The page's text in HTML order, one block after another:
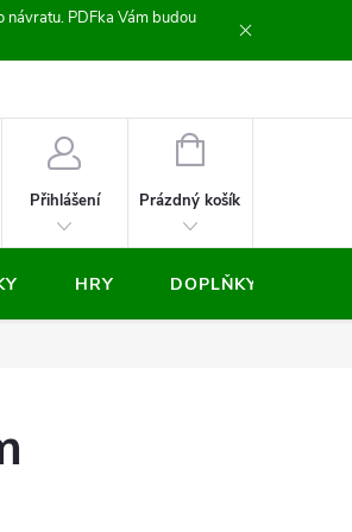
PDFka Vám budou
Přihlášení
NÁKUPNÍ
Prázdný košík
HRY DOPLŇKY